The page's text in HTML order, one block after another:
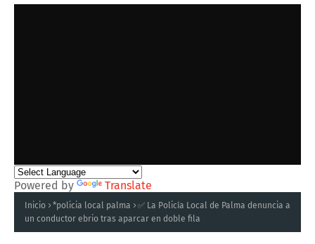
Powered by Translate
Inicio *policia local palma
✅ La Policía Local de Palma denuncia a
un conductor ebrio tras aparcar en doble fila